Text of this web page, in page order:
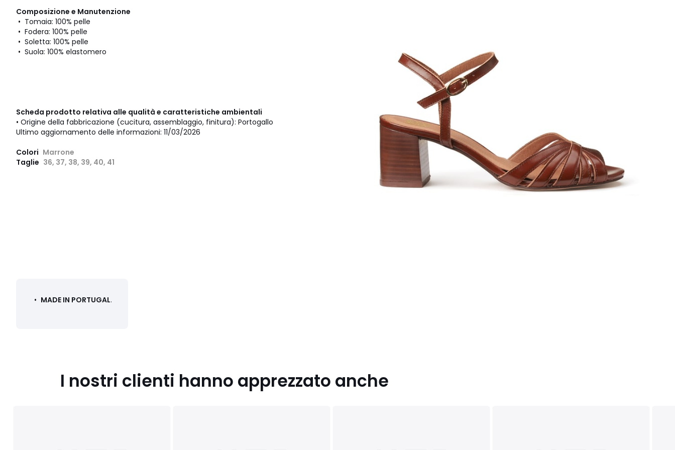
Composizione e Manutenzione
• Tomaia: 100% pelle
• Fodera: 100% pelle
• Soletta: 100% pelle
• Suola: 100% elastomero
Scheda prodotto relativa alle qualità e caratteristiche ambientali
• Origine della fabbricazione (cucitura, assemblaggio, finitura): Portogallo
Ultimo aggiornamento delle informazioni: 11/03/2026
Colori Marrone
Taglie 36, 37, 38, 39, 40, 41
• MADE IN PORTUGAL.
I nostri clienti hanno apprezzato anche